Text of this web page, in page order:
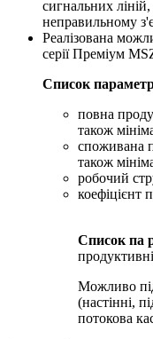
сигнальних
неправильному
Реалізована
серії Преміум
Список
повна
також
споживана
також
робочий
коефіцієнт
Список па
Можливо
(настінні,
потокова